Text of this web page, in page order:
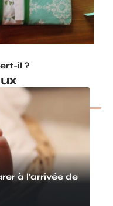
il ?
à l’arrivée de